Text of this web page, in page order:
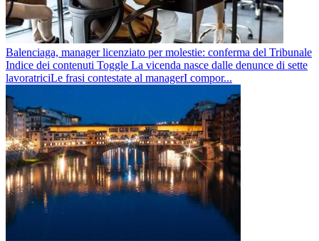
Balenciaga, manager licenziato per molestie: conferma del Tribunale
Indice dei contenuti Toggle La vicenda nasce dalle denunce di sette
lavoratriciLe frasi contestate al managerI compor...